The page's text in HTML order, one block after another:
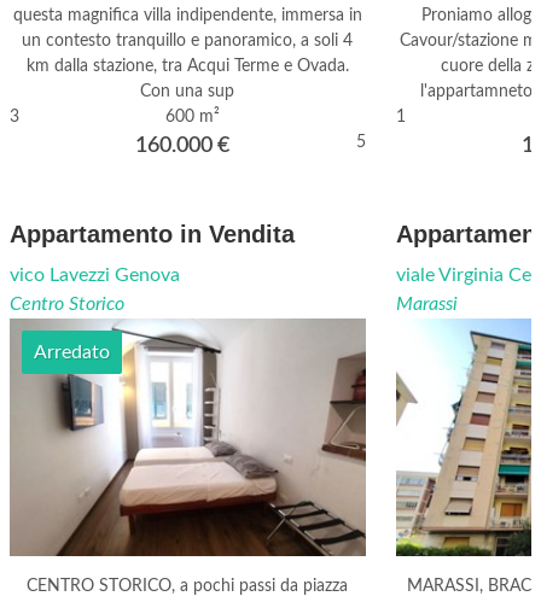
questa magnifica villa indipendente, immersa in
un contesto tranquillo e panoramico, a soli 4
km dalla stazione, tra Acqui Terme e Ovada.
Con una sup
3
600 m²
5
160.000 €
Proniamo
Cavour/stazione
cuore della
l'appartamneto
1
Appartamento in Vendita
vico Lavezzi Genova
Centro Storico
Arredato
CENTRO STORICO, a pochi passi da piazza
viale Virginia
Marassi
MARASSI,